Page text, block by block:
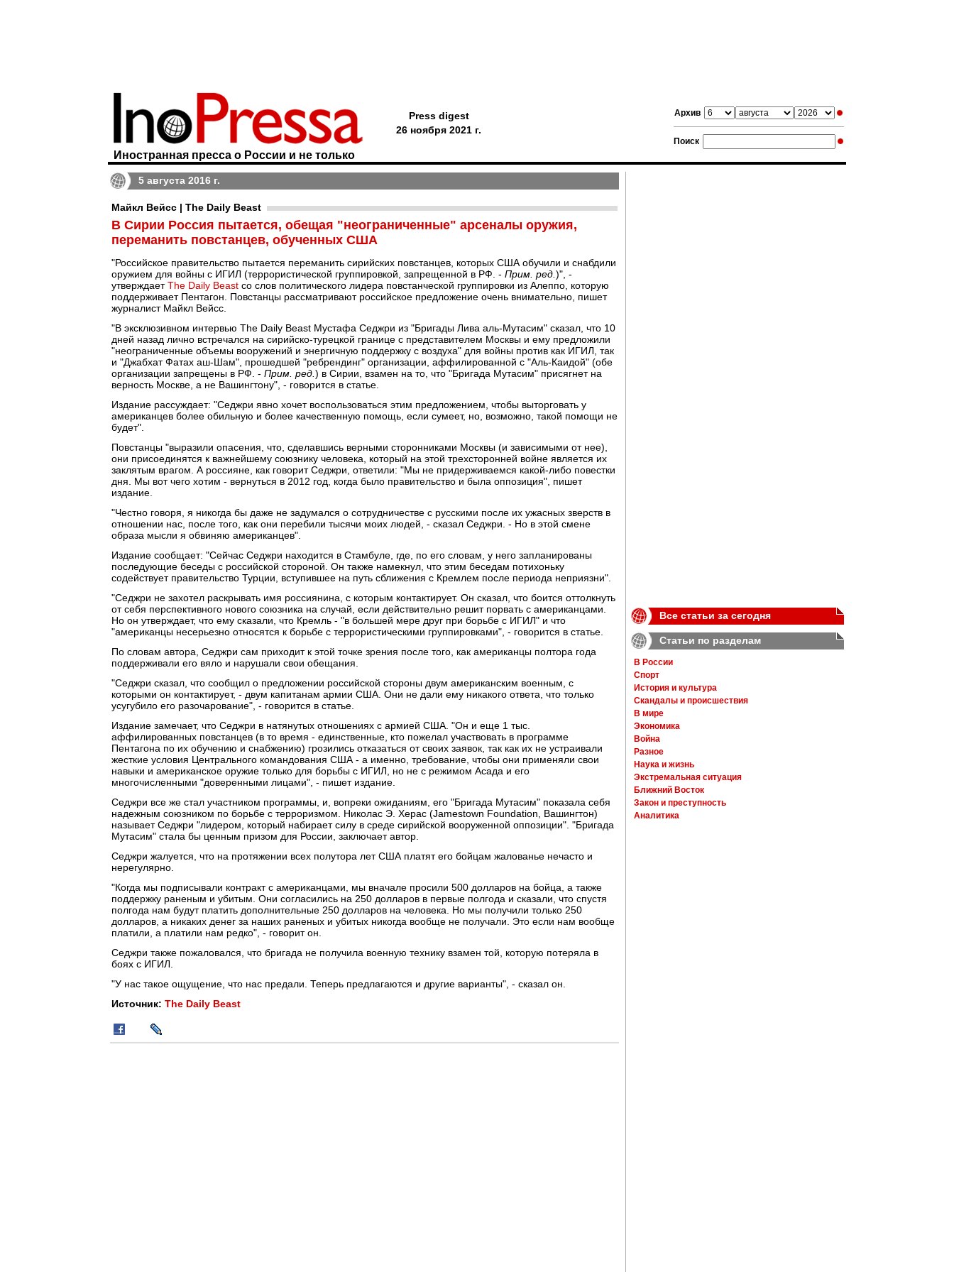
Архив
Поиск
Иностранная пресса о России и не только
Press digest
26 ноября 2021 г.
5 августа 2016 г.
Майкл Вейсс | The Daily Beast
В Сирии Россия пытается, обещая "неограниченные" арсеналы оружия,
переманить повстанцев, обученных США
"Российское правительство пытается переманить сирийских повстанцев, которых США обучили и снабдили
оружием для войны с ИГИЛ (террористической группировкой, запрещенной в РФ. - Прим. ред. )", -
утверждаетThe Daily Beast со слов политического лидера повстанческой группировки из Алеппо, которую
поддерживает Пентагон. Повстанцы рассматривают российское предложение очень внимательно, пишет
журналист Майкл Вейсс.
"В эксклюзивном интервью The Daily Beast Мустафа Седжри из "Бригады Лива аль-Мутасим" сказал, что 10
дней назад лично встречался на сирийско-турецкой границе с представителем Москвы и ему предложили
"неограниченные объемы вооружений и энергичную поддержку с воздуха" для войны против как ИГИЛ, так
и "Джабхат Фатах аш-Шам", прошедшей "ребрендинг" организации, аффилированной с "Аль-Каидой" (обе
организации запрещены в РФ. - Прим. ред. ) в Сирии, взамен на то, что "Бригада Мутасим" присягнет на
верность Москве, а не Вашингтону", - говорится в статье.
Издание рассуждает: "Седжри явно хочет воспользоваться этим предложением, чтобы выторговать у
американцев более обильную и более качественную помощь, если сумеет, но, возможно, такой помощи не
будет".
Повстанцы "выразили опасения, что, сделавшись верными сторонниками Москвы (и зависимыми от нее),
они присоединятся к важнейшему союзнику человека, который на этой трехсторонней войне является их
заклятым врагом. А россияне, как говорит Седжри, ответили: "Мы не придерживаемся какой-либо повестки
дня. Мы вот чего хотим - вернуться в 2012 год, когда было правительство и была оппозиция", пишет
издание.
"Честно говоря, я никогда бы даже не задумался о сотрудничестве с русскими после их ужасных зверств в
отношении нас, после того, как они перебили тысячи моих людей, - сказал Седжри. - Но в этой смене
образа мысли я обвиняю американцев".
Издание сообщает: "Сейчас Седжри находится в Стамбуле, где, по его словам, у него запланированы
последующие беседы с российской стороной. Он также намекнул, что этим беседам потихоньку
содействует правительство Турции, вступившее на путь сближения с Кремлем после периода неприязни".
"Седжри не захотел раскрывать имя россиянина, с которым контактирует. Он сказал, что боится оттолкнуть
от себя перспективного нового союзника на случай, если действительно решит порвать с американцами.
Но он утверждает, что ему сказали, что Кремль - "в большей мере друг при борьбе с ИГИЛ" и что
"американцы несерьезно относятся к борьбе с террористическими группировками", - говорится в статье.
По словам автора, Седжри сам приходит к этой точке зрения после того, как американцы полтора года
поддерживали его вяло и нарушали свои обещания.
"Седжри сказал, что сообщил о предложении российской стороны двум американским военным, с
которыми он контактирует, - двум капитанам армии США. Они не дали ему никакого ответа, что только
усугубило его разочарование", - говорится в статье.
Издание замечает, что Седжри в натянутых отношениях с армией США. "Он и еще 1 тыс.
аффилированных повстанцев (в то время - единственные, кто пожелал участвовать в программе
Пентагона по их обучению и снабжению) грозились отказаться от своих заявок, так как их не устраивали
жесткие условия Центрального командования США - а именно, требование, чтобы они применяли свои
навыки и американское оружие только для борьбы с ИГИЛ, но не с режимом Асада и его
многочисленными "доверенными лицами", - пишет издание.
Седжри все же стал участником программы, и, вопреки ожиданиям, его "Бригада Мутасим" показала себя
надежным союзником по борьбе с терроризмом. Николас Э. Херас (Jamestown Foundation, Вашингтон)
называет Седжри "лидером, который набирает силу в среде сирийской вооруженной оппозиции". "Бригада
Мутасим" стала бы ценным призом для России, заключает автор.
Седжри жалуется, что на протяжении всех полутора лет США платят его бойцам жалованье нечасто и
нерегулярно.
"Когда мы подписывали контракт с американцами, мы вначале просили 500 долларов на бойца, а также
поддержку раненым и убитым. Они согласились на 250 долларов в первые полгода и сказали, что спустя
полгода нам будут платить дополнительные 250 долларов на человека. Но мы получили только 250
долларов, а никаких денег за наших раненых и убитых никогда вообще не получали. Это если нам вообще
платили, а платили нам редко", - говорит он.
Седжри также пожаловался, что бригада не получила военную технику взамен той, которую потеряла в
боях с ИГИЛ.
"У нас такое ощущение, что нас предали. Теперь предлагаются и другие варианты", - сказал он.
Источник: The Daily Beast
Все статьи за сегодня
Статьи по разделам
В России
Спорт
История и культура
Скандалы и происшествия
В мире
Экономика
Война
Разное
Наука и жизнь
Экстремальная ситуация
Ближний Восток
Закон и преступность
Аналитика